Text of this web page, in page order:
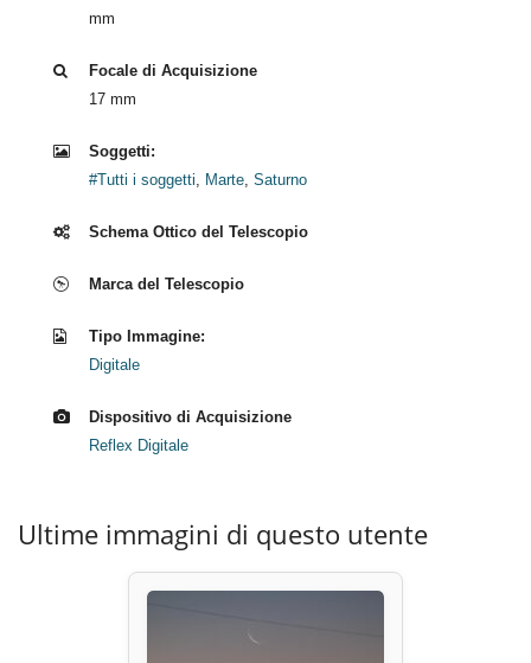
mm
Focale di Acquisizione
17 mm
Soggetti:
#Tutti i soggetti
Marte Saturno
Schema Ottico del Telescopio
Marca del Telescopio
Tipo Immagine:
Digitale
Dispositivo di Acquisizione
Reflex Digitale
Ultime immagini di questo utente